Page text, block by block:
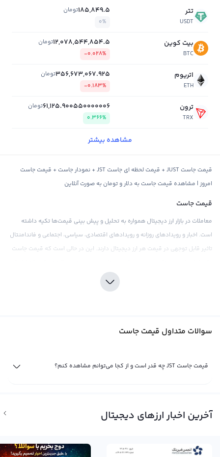
تتر
USDT
185,849.5تومان
0%
بیت کوین
BTC
12,078,544,854.5تومان
-0.028%
اتریوم
ETH
356,673,067.925تومان
-0.183%
ترون
TRX
61,125.900550000006تومان
0.366%
مشاهده بیشتر
قیمت جاست JUST + قیمت لحظه ای جاست JST + نمودار جاست + قیمت جاست
امروز | مشاهده قیمت جاست به دلار و تومان به صورت آنلاین
قیمت جاست
معاملات در بازار ارز دیجیتال همواره به تحلیل و پیش بینی قیمت‌ها تکیه داشته
است. اخبار و رویدادهای روزانه و رویدادهای اقتصادی، سیاسی، اجتماعی و فاندامنتال
تاثیر قابل توجهی در قیمت هر ارز دیجیتال دارند. این در حالی است که قیمت جاست
بین‌المللی معمولا در برابر بیت کوین و اتریوم قیمت گذاری می‌شود و میزان بارور
دیگر از جمله مونرو، داش و امدجان متغیر است. قیمت جاست در بازار جهانی ارز
قیمت لحظه ای جاست حاصل خرید و فروش لحظه ای جاست در صرافی‌های ارز
سوالات متداول قیمت جاست
قیمت جاست JST چه قدر است و از کجا می‌توانم مشاهده کنم؟
آخرین اخبار ارزهای دیجیتال